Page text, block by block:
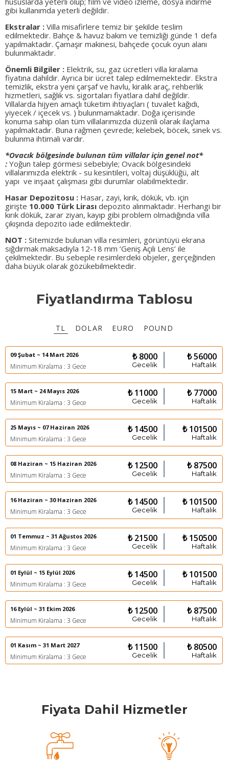
gibi kullanımda yeterli değildir.
Ekstralar : Villa misafirlere temiz bir şekilde teslim
edilmektedir. Bahçe & havuz bakım ve temizliği günde 1 defa
yapılmaktadır. Çamaşır makinesi, bahçede çocuk oyun alanı
bulunmaktadır.
Önemli Bilgiler : Elektrik, su, gaz ücretleri villa kiralama
fiyatına dahildir. Ayrıca bir ücret talep edilmemektedir. Ekstra
temizlik, ekstra yeni çarşaf ve havlu, kiralık araç, rehberlik
hizmetleri, sağlık vs. sigortaları fiyatlara dahil değildir.
Villalarda hijyen amaçlı tüketim ihtiyaçları ( tuvalet kağıdı,
yiyecek / içecek vs. ) bulunmamaktadır. Doğa içerisinde
konuma sahip olan tüm villalarımızda düzenli olarak ilaçlama
yapılmaktadır. Buna rağmen çevrede; kelebek, böcek, sinek vs.
bulunma ihtimali vardır.
*Ovacık bölgesinde bulunan tüm villalar için genel not*
: Yoğun talep görmesi sebebiyle; Ovacık bölgesindeki
villalarımızda elektrik - su kesintileri, voltaj düşüklüğü, alt
yapı ve inşaat çalışması gibi durumlar olabilmektedir.
Hasar Depozitosu : Hasar, zayi, kırık, dökük, vb. için
girişte 10.000 Türk Lirası depozito alınmaktadır. Herhangi bir
kırık dökük, zarar ziyan, kayıp gibi problem olmadığında villa
çıkışında depozito iade edilmektedir.
NOT : Sitemizde bulunan villa resimleri, görüntüyü ekrana
sığdırmak maksadıyla 12-18 mm ’Geniş Açılı Lens’ ile
çekilmektedir. Bu sebeple resimlerdeki objeler, gerçeğinden
daha büyük olarak gözükebilmektedir.
Fiyatlandırma Tablosu
TL DOLAR EURO POUND
09 Şubat ~ 14 Mart 2026
Minimum Kiralama : 3 Gece
₺ 8000
Gecelik
₺ 56000
Haftalık
15 Mart ~ 24 Mayıs 2026
Minimum Kiralama : 3 Gece
₺ 11000
Gecelik
₺ 77000
Haftalık
25 Mayıs ~ 07 Haziran 2026
Minimum Kiralama : 3 Gece
₺ 14500
Gecelik
₺ 101500
Haftalık
08 Haziran ~ 15 Haziran 2026
Minimum Kiralama : 3 Gece
₺ 12500
Gecelik
₺ 87500
Haftalık
16 Haziran ~ 30 Haziran 2026
Minimum Kiralama : 3 Gece
₺ 14500
Gecelik
₺ 101500
Haftalık
01 Temmuz ~ 31 Ağustos 2026
Minimum Kiralama : 3 Gece
₺ 21500
Gecelik
₺ 150500
Haftalık
01 Eylül ~ 15 Eylül 2026
Minimum Kiralama : 3 Gece
₺ 14500
Gecelik
₺ 101500
Haftalık
16 Eylül ~ 31 Ekim 2026
Minimum Kiralama : 3 Gece
₺ 12500
Gecelik
₺ 87500
Haftalık
01 Kasım ~ 31 Mart 2027
Minimum Kiralama : 3 Gece
₺ 11500
Gecelik
₺ 80500
Haftalık
Fiyata Dahil Hizmetler